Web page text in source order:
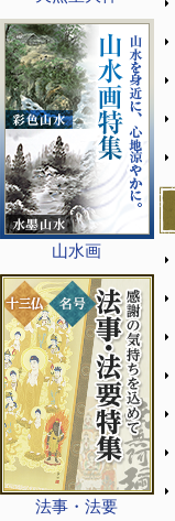
山水画
法事・法要